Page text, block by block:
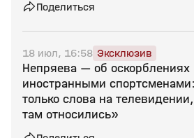
Поделиться
18 июл, 16:58 Эксклюзив
Непряева — об оскорблениях
иностранными
только слова на
там относились»